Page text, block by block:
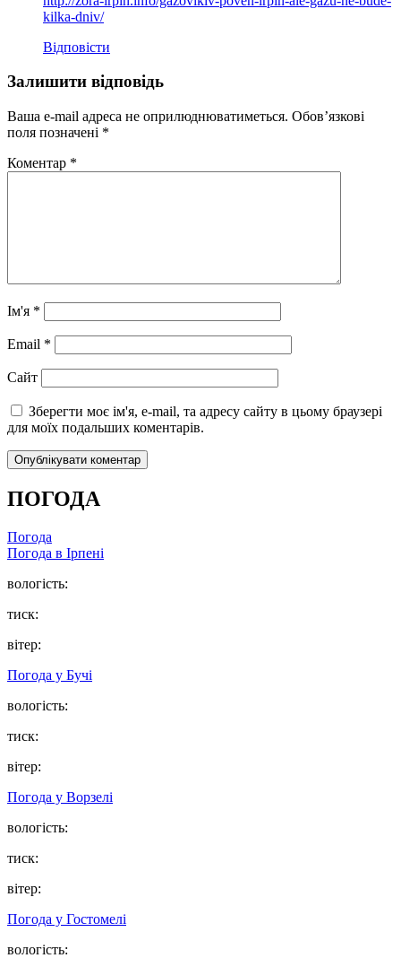
kilka-dniv/
Відповісти
Залишити відповідь
Ваша e-mail адреса не оприлюднюватиметься. Обов’язкові
поля позначені *
Коментар *
Ім'я *
Email *
Сайт
Зберегти моє ім'я, e-mail, та адресу сайту в цьому браузері
для моїх подальших коментарів.
ПОГОДА
Погода
Погода в Ірпені
вологість:
тиск:
вітер:
Погода у Бучі
вологість:
тиск:
вітер:
Погода у Ворзелі
вологість:
тиск:
вітер:
Погода у Гостомелі
вологість: